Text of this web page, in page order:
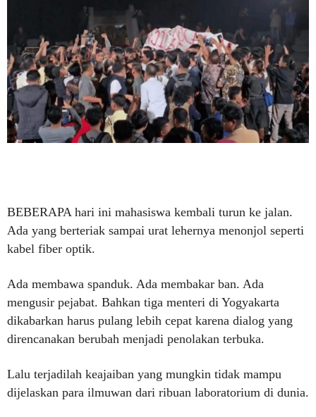
BEBERAPA hari ini mahasiswa kembali turun ke jalan.
Ada yang berteriak sampai urat lehernya menonjol seperti
kabel fiber optik.
Ada membawa spanduk. Ada membakar ban. Ada
mengusir pejabat. Bahkan tiga menteri di Yogyakarta
dikabarkan harus pulang lebih cepat karena dialog yang
direncanakan berubah menjadi penolakan terbuka.
Lalu terjadilah keajaiban yang mungkin tidak mampu
dijelaskan para ilmuwan dari ribuan laboratorium di dunia.